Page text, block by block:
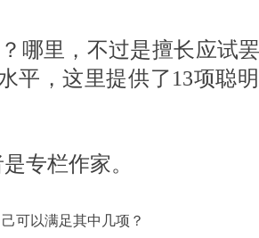
哪里，不过是擅长应试
平，这里提供了13项聪
专栏作家。